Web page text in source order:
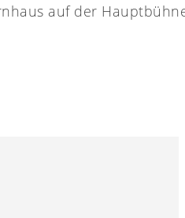
auf der